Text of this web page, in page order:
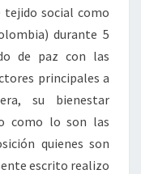
tejido social como
durante 5
de paz con las
principales a
su bienestar
como lo son las
quienes son
escrito realizo